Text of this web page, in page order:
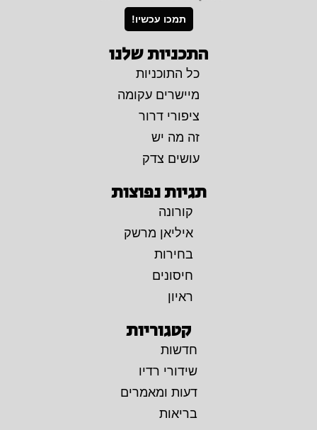
תמכו עכשיו!
התכניות שלנו
כל התוכניות
מיישרים עקומה
ציפורי דרור
זה מה יש
עושים צדק
תגיות נפוצות
קורונה
איליאן מרשק
בחירות
חיסונים
ראיון
קטגוריות
חדשות
שידורי רדיו
דעות ומאמרים
בריאות